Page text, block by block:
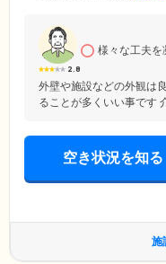
2.8
様々な工夫を
外壁や施設などの外観は
ることが多くいい事です
空き状況を知る
施